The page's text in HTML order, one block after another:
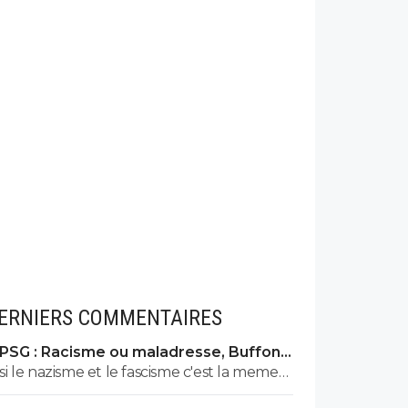
COMMENTAIRES
PSG : Racisme ou maladresse, Buffon
écarte Suzuki
si le nazisme et le fascisme c'est la meme
chose comme seul un ignorant qui n'a